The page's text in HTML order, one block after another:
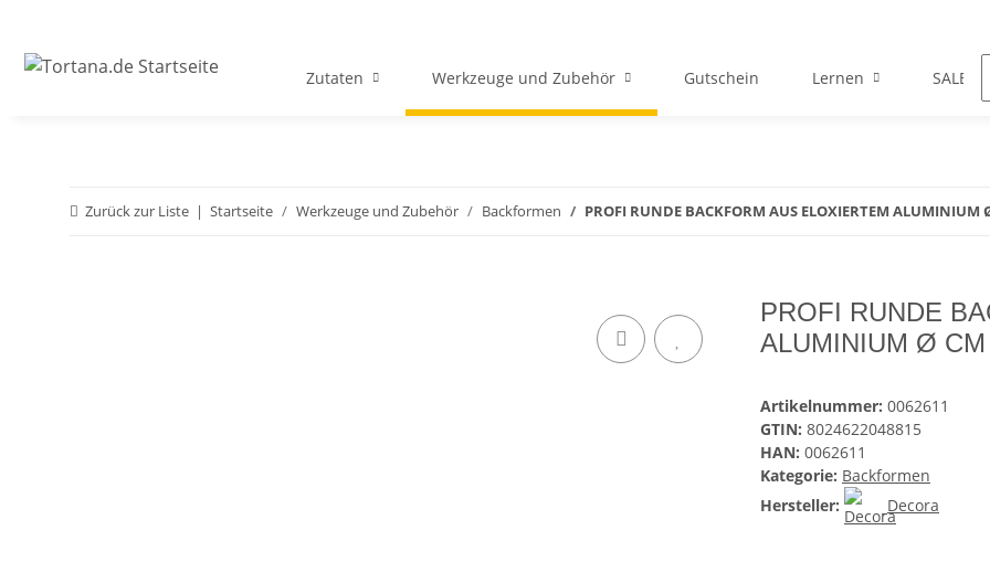
Zutaten Werkzeuge und Zubehör Gutschein Lernen SALE
Zurück zur Liste Startseite Werkzeuge und Zubehör Backformen PROFI RUNDE BACKFORM AUS ELOXIERTEM ALUMINIUM
PROFI RUNDE
ALUMINIUM Ø
Artikelnummer: 0062611
GTIN: 8024622048815
HAN: 0062611
Kategorie: Backformen
Hersteller:
Decora